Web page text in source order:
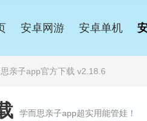
安卓网游 安卓单机
亲子app官方下载 v2.18.6
学而思亲子app超实用能管娃！